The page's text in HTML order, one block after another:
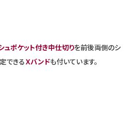
ュポケット付き中仕切りを前後両側のシ
できるＸバンドも付いています。